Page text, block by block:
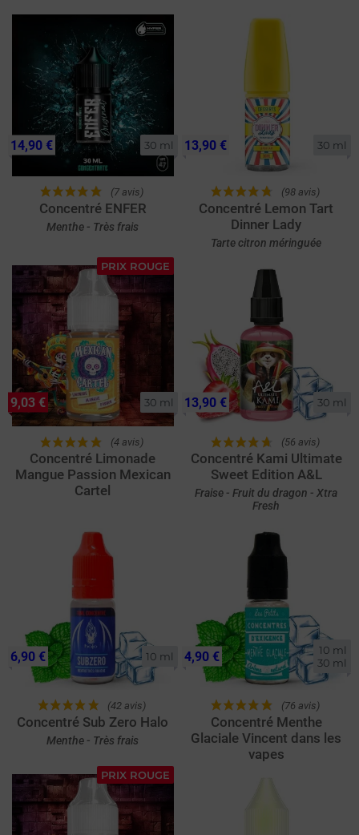
30 ml
(7 avis)
Concentré ENFER
Menthe - Très frais
14,90 € 30 ml
(98 avis)
Concentré Lemon Tart
Dinner Lady
Tarte citron méringuée
13,90 €
PRIX ROUGE
30 ml
(4 avis)
Concentré Limonade
Mangue Passion Mexican
Cartel
9,03 € 30 ml
(56 avis)
Concentré Kami Ultimate
Sweet Edition A&L
Fraise - Fruit du dragon - Xtra
Fresh
13,90 €
10 ml
(42 avis)
Concentré Sub Zero Halo
Menthe - Très frais
6,90 €
10 ml
30 ml
(76 avis)
Concentré Menthe
Glaciale Vincent dans les
vapes
4,90 €
PRIX ROUGE